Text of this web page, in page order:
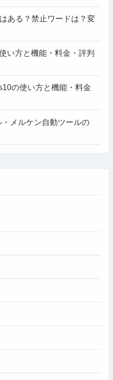
ある？禁止ワードは？変
い方と機能・料金・評判
の使い方と機能・料金
メルケン自動ツールの